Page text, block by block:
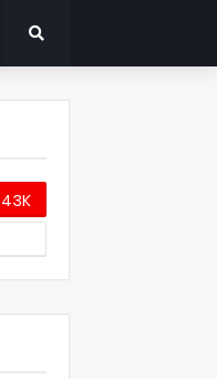
43K